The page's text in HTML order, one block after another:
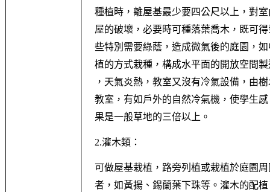
種植時，離屋基最少要四公尺以上，對
屋的破壞，必要時可種落葉喬木，既可
些特別需要綠蔭，造成微氣後的庭園，
植的方式栽種，構成水平面的開放空間
，天氣炎熱，教室又沒有冷氣設備，由
教室，有如戶外的自然冷氣機，使學生
果是一般草地的三倍以上。
2.灌木類：
可做屋基栽植，路旁列植或栽植於庭園
者，如黃揚、錫蘭葉下珠等。灌木的配